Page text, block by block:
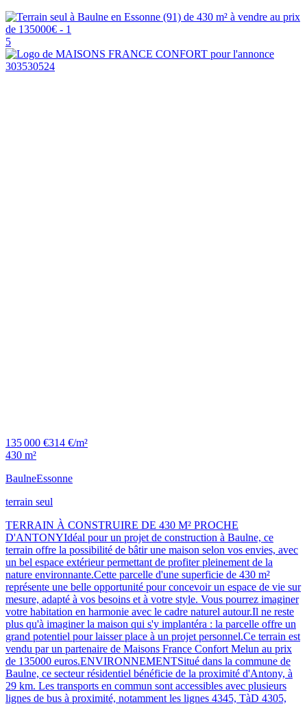
5
135 000 €314 €/m²
430 m²
BaulneEssonne
terrain seul
TERRAIN À CONSTRUIRE DE 430 M² PROCHE
D'ANTONYIdéal pour un projet de construction à Baulne, ce
terrain offre la possibilité de bâtir une maison selon vos envies, avec
un bel espace extérieur permettant de profiter pleinement de la
nature environnante.Cette parcelle d'une superficie de 430 m²
représente une belle opportunité pour concevoir un espace de vie sur
mesure, adapté à vos besoins et à votre style. Vous pourrez imaginer
votre habitation en harmonie avec le cadre naturel autour.Il ne reste
plus qu'à imaginer la maison qui s'y implantéra : la parcelle offre un
grand potentiel pour laisser place à un projet personnel.Ce terrain est
vendu par un partenaire de Maisons France Confort Melun au prix
de 135000 euros.ENVIRONNEMENTSitué dans la commune de
Baulne, ce secteur résidentiel bénéficie de la proximité d'Antony, à
29 km. Les transports en commun sont accessibles avec plusieurs
lignes de bus à proximité, notamment les lignes 4345, TàD 4305,